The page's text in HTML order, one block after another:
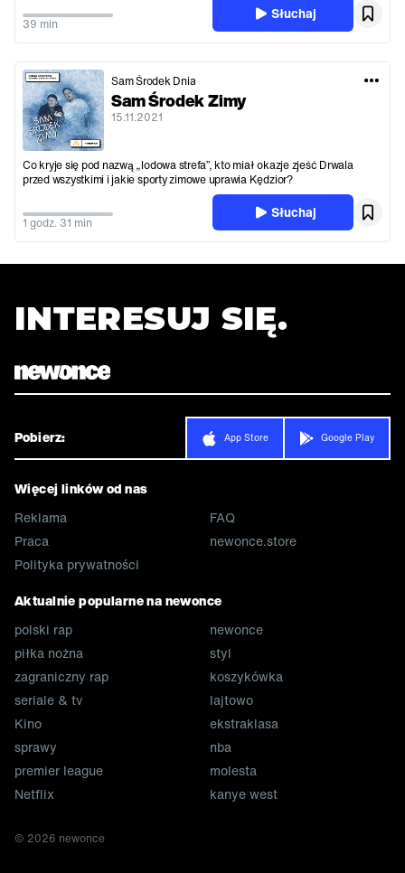
39 min
Słuchaj
Sam Środek Dnia
Sam Środek Zimy
15.11.2021
Co kryje się pod nazwą „lodowa strefa”, kto miał okazje zjeść Drwala
przed wszystkimi i jakie sporty zimowe uprawia Kędzior?
1 godz. 31 min
Słuchaj
INTERESUJ SIĘ.
Pobierz: App Store Google Play
Więcej linków od nas
Reklama
Praca
Polityka prywatności
FAQ
newonce.store
Aktualnie popularne na newonce
polski rap
piłka nożna
zagraniczny rap
seriale & tv
Kino
sprawy
premier league
Netflix
newonce
styl
koszykówka
lajtowo
ekstraklasa
nba
molesta
kanye west
© 2026 newonce